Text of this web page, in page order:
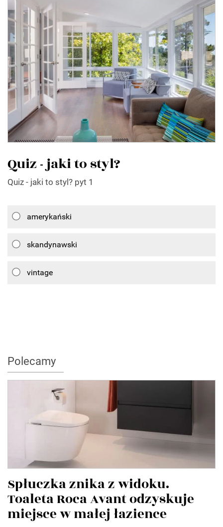
Quiz - jaki to styl?
Quiz - jaki to styl? pyt 1
amerykański
skandynawski
vintage
Polecamy
Spłuczka znika z widoku.
Toaleta Roca Avant odzyskuje
miejsce w małej łazience